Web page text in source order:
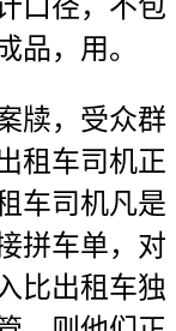
口径，不包
品，用。
牍，受众群
租车司机正
车司机凡是
拼车单，对
比出租车独